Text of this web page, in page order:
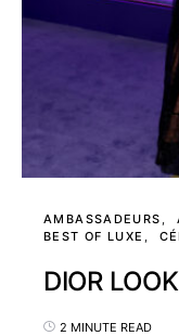
AMBASSADEURS
BEST OF LUXE
DIOR
2 MINUTE READ